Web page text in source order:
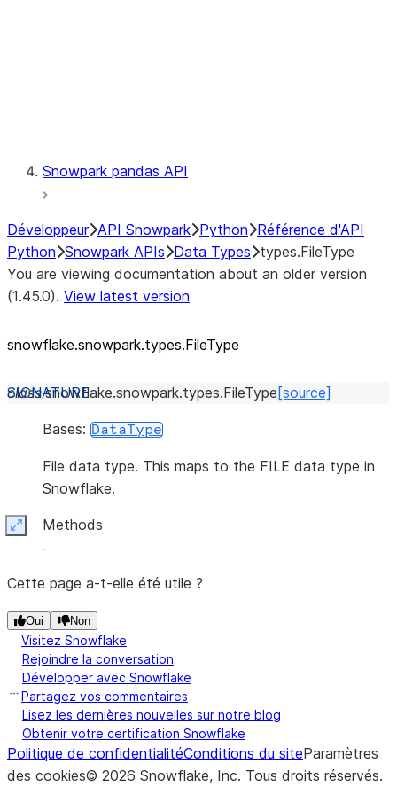
Snowpark pandas API
Développeur API Snowpark Python Référence d'API
Python Snowpark APIs Data Types types.FileType
You are viewing documentation about an older version
(1.45.0). View latest version
snowflake.snowpark.types.FileType
class snowflake.snowpark.types.FileType [source]
Bases: DataType
File data type. This maps to the FILE data type in
Snowflake.
Methods
Expand
Cette page a-t-elle été utile ?
Oui Non
Visitez Snowflake
Rejoindre la conversation
Développer avec Snowflake
Partagez vos commentaires
Lisez les dernières nouvelles sur notre blog
Obtenir votre certification Snowflake
Politique de confidentialitéConditions du siteParamètres
des cookies© 2026 Snowflake, Inc. Tous droits réservés.